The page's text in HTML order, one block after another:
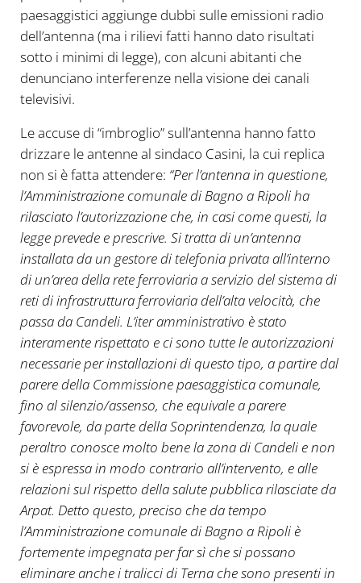
paesaggistici aggiunge dubbi sulle emissioni radio
dell’antenna (ma i rilievi fatti hanno dato risultati
sotto i minimi di legge), con alcuni abitanti che
denunciano interferenze nella visione dei canali
televisivi.
Le accuse di “imbroglio” sull’antenna hanno fatto
drizzare le antenne al sindaco Casini, la cui replica
non si è fatta attendere: “Per l’antenna in questione,
l’Amministrazione comunale di Bagno a Ripoli ha
rilasciato l’autorizzazione che, in casi come questi, la
legge prevede e prescrive. Si tratta di un’antenna
installata da un gestore di telefonia privata all’interno
di un’area della rete ferroviaria a servizio del sistema di
reti di infrastruttura ferroviaria dell’alta velocità, che
passa da Candeli. L’iter amministrativo è stato
interamente rispettato e ci sono tutte le autorizzazioni
necessarie per installazioni di questo tipo, a partire dal
parere della Commissione paesaggistica comunale,
fino al silenzio/assenso, che equivale a parere
favorevole, da parte della Soprintendenza, la quale
peraltro conosce molto bene la zona di Candeli e non
si è espressa in modo contrario all’intervento, e alle
relazioni sul rispetto della salute pubblica rilasciate da
Arpat. Detto questo, preciso che da tempo
l’Amministrazione comunale di Bagno a Ripoli è
fortemente impegnata per far sì che si possano
eliminare anche i tralicci di Terna che sono presenti in